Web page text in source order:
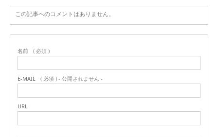
この記事へのコメントはありません。
名前 ( 必須 )
E-MAIL ( 必須 ) - 公開されません -
URL